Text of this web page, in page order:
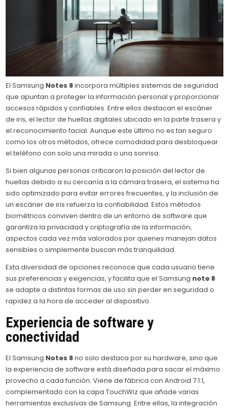
El Samsung Notes 8incorpora múltiples sistemas de seguridad
que apuntan a proteger la información personal y proporcionar
accesos rápidos y confiables. Entre ellos destacan el escáner
de iris, el lector de huellas digitales ubicado en la parte trasera y
el reconocimiento facial. Aunque este último no es tan seguro
como los otros métodos, ofrece comodidad para desbloquear
el teléfono con solo una mirada o una sonrisa.
Si bien algunas personas criticaron la posición del lector de
huellas debido a su cercanía a la cámara trasera, el sistema ha
sido optimizado para evitar errores frecuentes, y la inclusión de
un escáner de iris refuerza la confiabilidad. Estos métodos
biométricos conviven dentro de un entorno de software que
garantiza la privacidad y criptografía de la información,
aspectos cada vez más valorados por quienes manejan datos
sensibles o simplemente buscan más tranquilidad.
Esta diversidad de opciones reconoce que cada usuario tiene
sus preferencias y exigencias, y facilita que el Samsung note 8
se adapte a distintas formas de uso sin perder en seguridad o
rapidez a la hora de acceder al dispositivo.
Experiencia de software y
conectividad
El Samsung Notes 8no solo destaca por su hardware, sino que
la experiencia de software está diseñada para sacar el máximo
provecho a cada función. Viene de fábrica con Android 7.1.1,
complementado con la capa TouchWiz que añade varias
herramientas exclusivas de Samsung. Entre ellas, la integración